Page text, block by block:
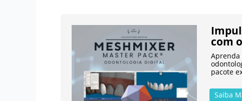
com
Aprenda
pacote
Saiba